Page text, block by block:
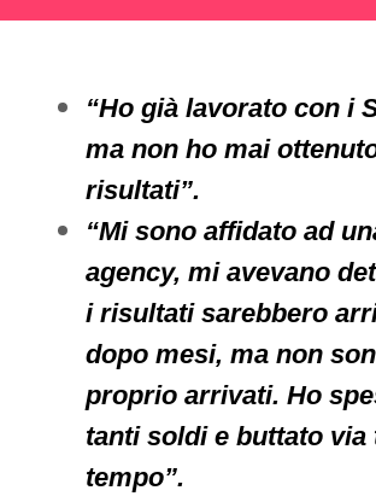
“Ho già lavorato con i
ma non ho mai
risultati”.
“Mi sono affidato ad
agency, mi avevano
i risultati sarebbero
dopo mesi, ma non
proprio arrivati. Ho
tanti soldi e buttato via
tempo”.